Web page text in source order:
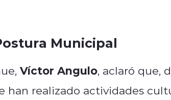
Municipal
Víctor Angulo, aclaró que,
han realizado actividades